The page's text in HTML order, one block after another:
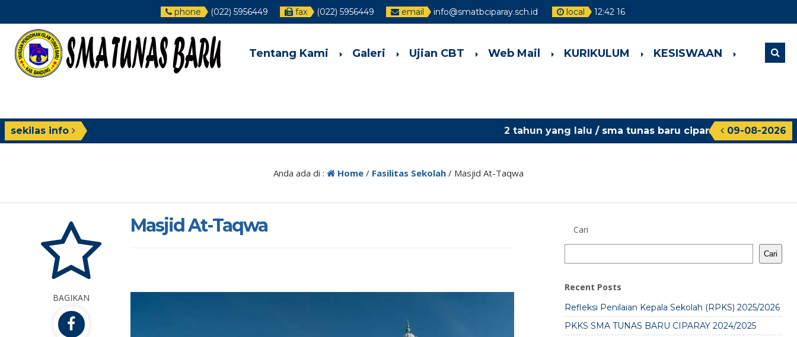
phone (022) 5956449 fax (022) 5956449 email info@smatbciparay.sch.id local 12:42 16
Tentang Kami Galeri Ujian CBT Web Mail KURIKULUM KESISWAAN
sekilas info 09-08-2026
2 tahun yang lalu/ sma tunas baru ciparay oke
Anda ada di : Home / Fasilitas Sekolah / Masjid At-Taqwa
Masjid At-Taqwa
BAGIKAN
Cari
Cari
Recent Posts
Refleksi Penilaian Kepala Sekolah (RPKS) 2025/2026
PKKS SMA TUNAS BARU CIPARAY 2024/2025